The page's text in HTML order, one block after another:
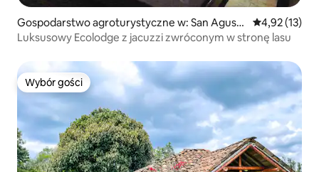
Gospodarstwo agroturystyczne w: San Agustí
n
Średnia
4,92 (13)
Luksusowy Ecolodge z jacuzzi zwróconym w stronę lasu
Wybór gości
Wybór gości